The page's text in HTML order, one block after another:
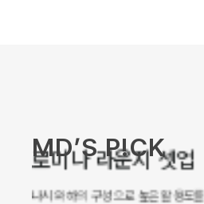
MD’S P!CK
로미나 라운지 셋업
나시와 하의 구성으로 높은 활용도를